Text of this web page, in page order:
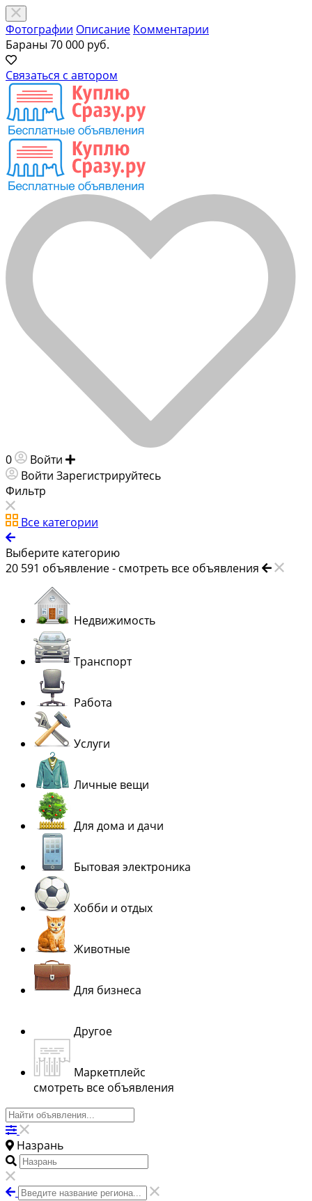
Фотографии Описание Комментарии
Бараны 70 000 руб.
Связаться с автором
0 Войти
Войти Зарегистрируйтесь
Фильтр
Все категории
Выберите категорию
20 591 объявление - смотреть все объявления
Недвижимость
Транспорт
Работа
Услуги
Личные вещи
Для дома и дачи
Бытовая электроника
Хобби и отдых
Животные
Для бизнеса
Другое
Маркетплейс
смотреть все объявления
Назрань